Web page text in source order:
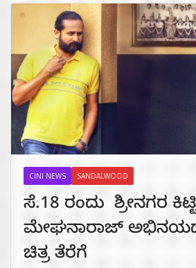
CINI NEWS SANDALWOOD
ಸೆ.18 ರಂದು ಶ್ರೀನಗರ
ಮೇಘನಾರಾಜ್
ಚಿತ್ರ ತೆರೆಗೆ